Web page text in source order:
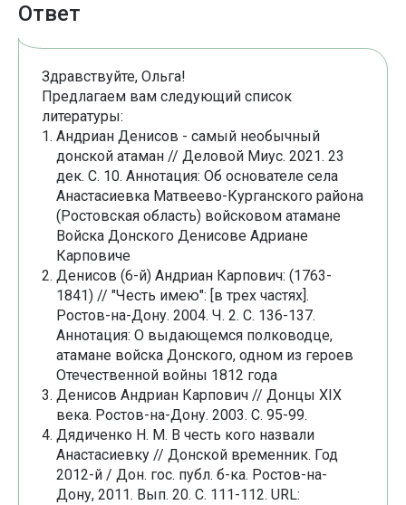
Ответ
Здравствуйте, Ольга!
Предлагаем вам следующий список
литературы:
Андриан Денисов - самый необычный
донской атаман // Деловой Миус. 2021. 23
дек. С. 10. Аннотация: Об основателе села
Анастасиевка Матвеево-Курганского района
(Ростовская область) войсковом атамане
Войска Донского Денисове Адриане
Карповиче
Денисов (6-й) Андриан Карпович: (1763-
1841) // "Честь имею": [в трех частях].
Ростов-на-Дону. 2004. Ч. 2. С. 136-137.
Аннотация: О выдающемся полководце,
атамане войска Донского, одном из героев
Отечественной войны 1812 года
Денисов Андриан Карпович // Донцы XIX
века. Ростов-на-Дону. 2003. С. 95-99.
Дядиченко Н. М. В честь кого назвали
Анастасиевку // Донской временник. Год
2012-й / Дон. гос. публ. б-ка. Ростов-на-
Дону, 2011. Вып. 20. С. 111-112. URL: